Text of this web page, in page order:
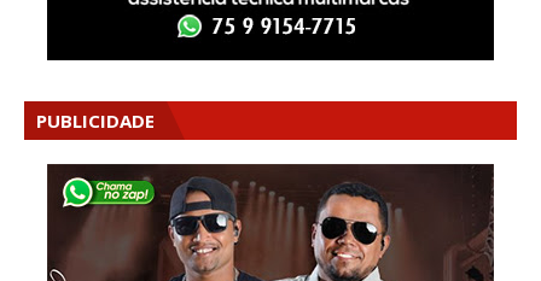
PUBLICIDADE